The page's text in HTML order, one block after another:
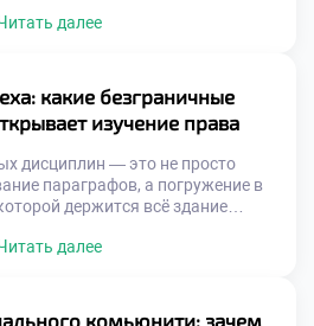
зависят профессиональная
в московском техникуме
активом, который
амбициозные […]
далее
какие безграничные
изучение права
дисциплин — это не просто
параграфов, а погружение в
держится всё здание
каждый шаг бизнеса и
в московском техникуме
далее
комьюнити: зачем